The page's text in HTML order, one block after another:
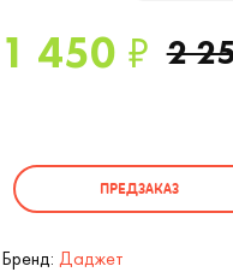
1 450 ₽ 2
ПРЕДЗАКАЗ
Бренд: Даджет